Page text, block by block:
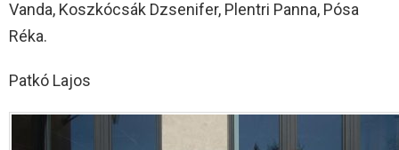
Vanda, Koszkócsák Dzsenifer, Plentri Panna, Pósa
Réka.
Patkó Lajos